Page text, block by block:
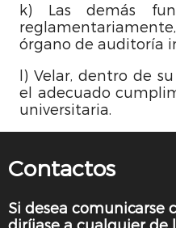
k) Las demás
órgano de auditoría
l) Velar, dentro de
el adecuado
universitaria.
Contactos
Si desea comunicarse
diríjase a cualquier de